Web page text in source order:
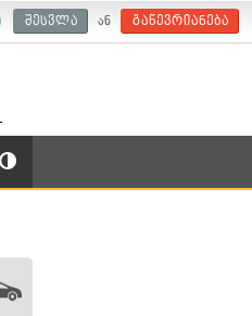
შესვლა ან გაწევრიანება